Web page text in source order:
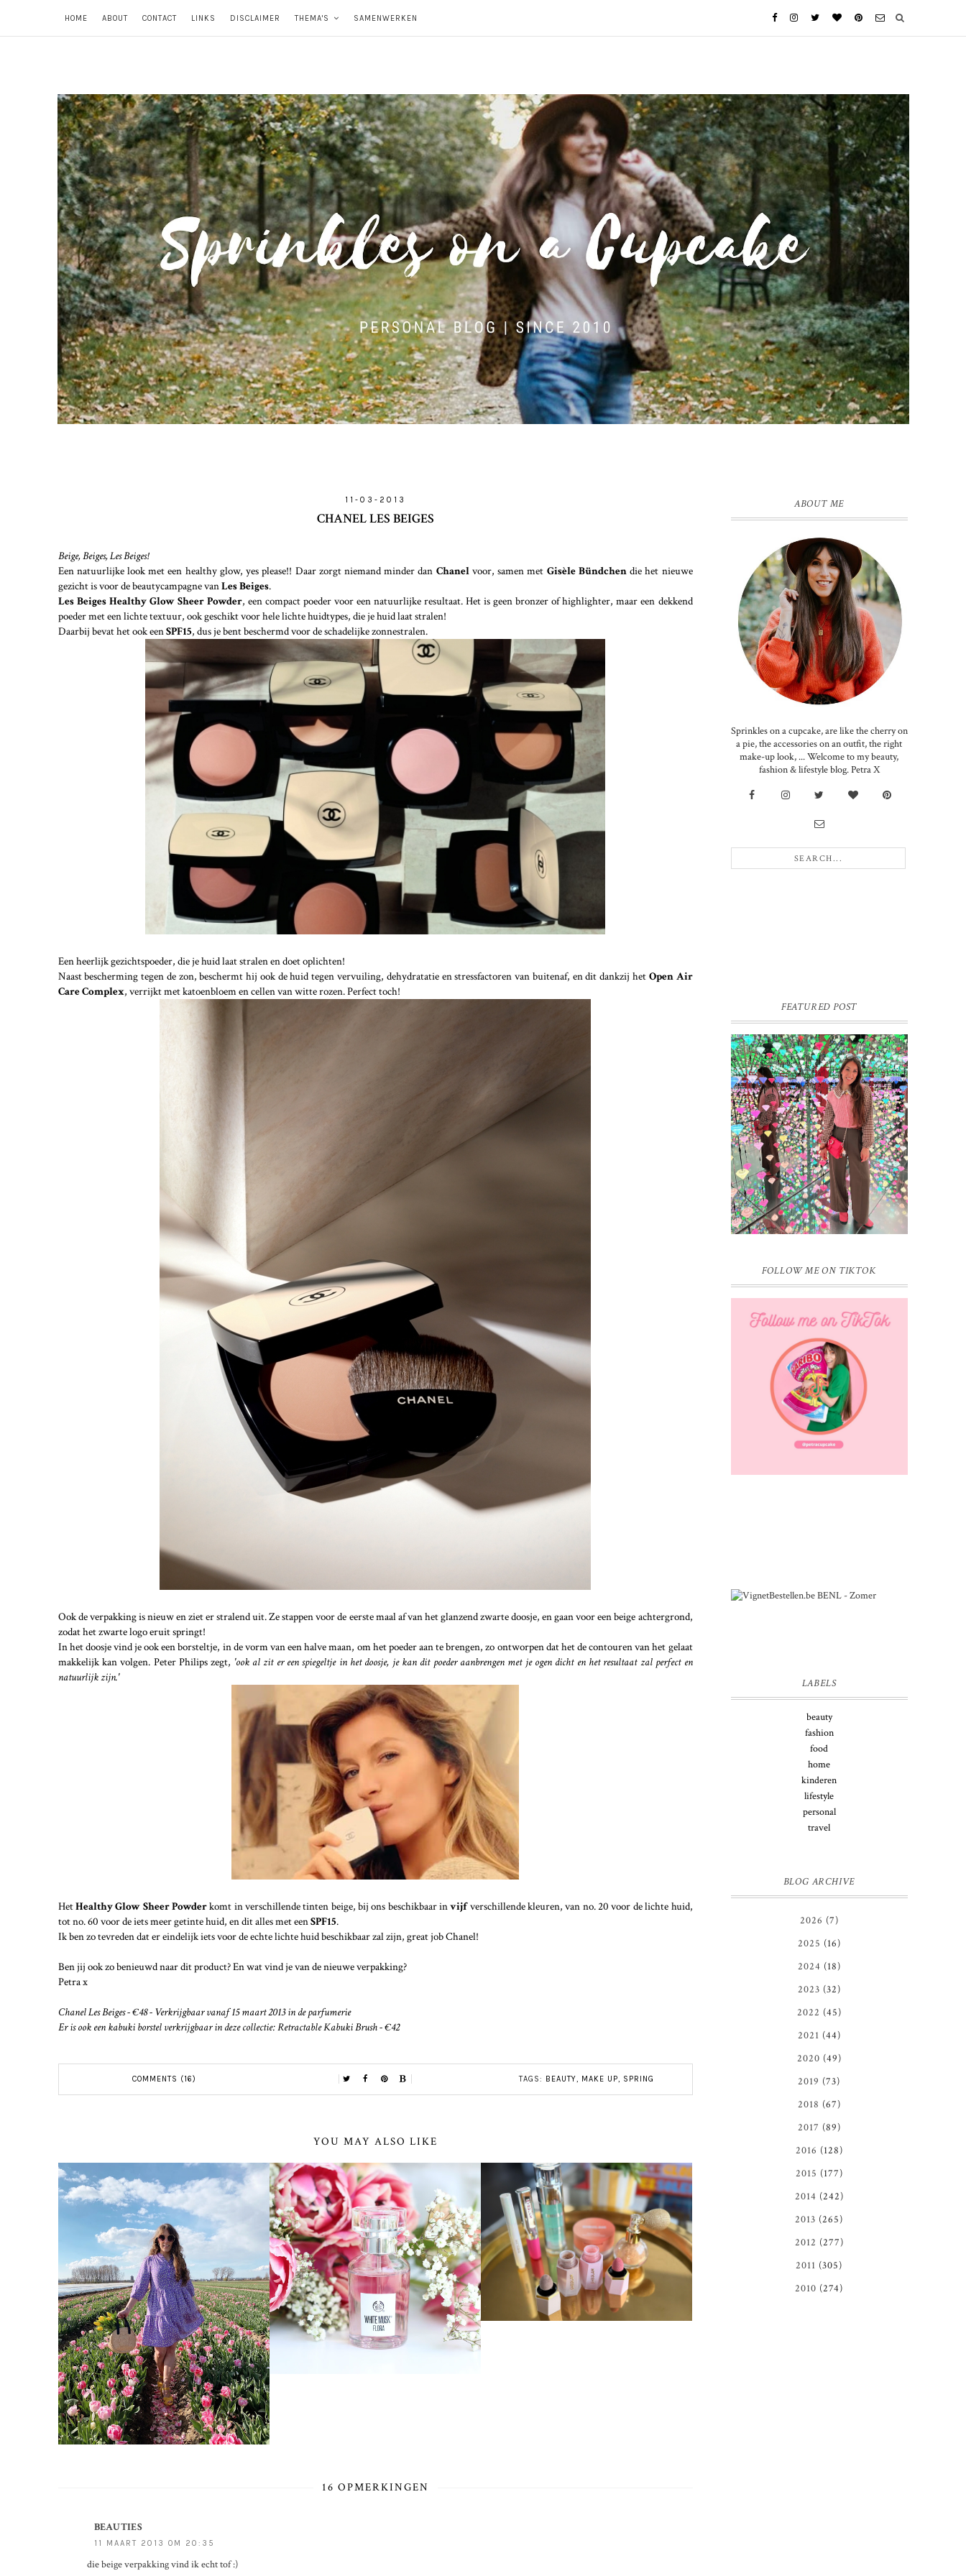
HOME ABOUT CONTACT LINKS DISCLAIMER THEMA'S SAMENWERKEN
11-03-2013
CHANEL LES BEIGES
Beige, Beiges, Les Beiges!
Een natuurlijke look met een healthy glow, yes please!! Daar zorgt niemand minder dan Chanel voor, samen met Gisèle Bündchendie het nieuwe
gezicht is voor de beautycampagne vanLes Beiges.
Les Beiges Healthy Glow Sheer Powder, een compact poeder voor een natuurlijke resultaat. Het is geen bronzer of highlighter, maar een dekkend
poeder met een lichte textuur, ook geschikt voor hele lichte huidtypes, die je huid laat stralen!
Daarbij bevat het ook eenSPF15, dus je bent beschermd voor de schadelijke zonnestralen.
Een heerlijk gezichtspoeder, die je huid laat stralen en doet oplichten!
Naast bescherming tegen de zon, beschermt hij ook de huid tegen vervuiling, dehydratatie en stressfactoren van buitenaf, en dit dankzij het Open Air
Care Complex, verrijkt met katoenbloem en cellen van witte rozen. Perfect toch!
Ook de verpakking is nieuw en ziet er stralend uit. Ze stappen voor de eerste maal af van het glanzend zwarte doosje, en gaan voor een beige achtergrond,
zodat het zwarte logo eruit springt!
In het doosje vind je ook een borsteltje, in de vorm van een halve maan, om het poeder aan te brengen, zo ontworpen dat het de contouren van het gelaat
makkelijk kan volgen. Peter Philips zegt, 'ook al zit er een spiegeltje in het doosje, je kan dit poeder aanbrengen met je ogen dicht en het resultaat zal perfect en
natuurlijk zijn.'
HetHealthy Glow Sheer Powderkomt in verschillende tinten beige, bij ons beschikbaar invijfverschillende kleuren, van no. 20 voor de lichte huid,
tot no. 60 voor de iets meer getinte huid, en dit alles met eenSPF15.
Ik ben zo tevreden dat er eindelijk iets voor de echte lichte huid beschikbaar zal zijn, great job Chanel!
Ben jij ook zo benieuwd naar dit product? En wat vind je van de nieuwe verpakking?
Petra x
Chanel Les Beiges - €48 - Verkrijgbaar vanaf 15 maart 2013 in de parfumerie
Er is ook een kabuki borstel verkrijgbaar in deze collectie: Retractable Kabuki Brush - €42
COMMENTS (16) TAGS: BEAUTY, MAKE UP, SPRING
YOU MAY ALSO LIKE
16 OPMERKINGEN
BEAUTIES
11 MAART 2013 OM 20:35
die beige verpakking vind ik echt tof :)
ABOUT ME
Sprinkles on a cupcake, are like the cherry on
a pie, the accessories on an outfit, the right
make-up look, ... Welcome to my beauty,
fashion & lifestyle blog. Petra X
FEATURED POST
16 JAAR SPRINKLES ON A
CUPCAKE
Vandaag is het weer zo’n moment waarop
ik even bewust op de pauzeknop duw, want
Sprinkles on a Cupcake bestaat 16 jaar.
Zestien. Dat blijft ...
FOLLOW ME ON TIKTOK
LABELS
beauty
fashion
food
home
kinderen
lifestyle
personal
travel
BLOG ARCHIVE
2026 (7)
2025 (16)
2024 (18)
2023 (32)
2022 (45)
2021 (44)
2020 (49)
2019 (73)
2018 (67)
2017 (89)
2016 (128)
2015 (177)
2014 (242)
2013 (265)
2012 (277)
2011 (305)
2010 (274)